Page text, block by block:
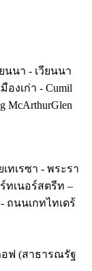
นนา - เวียนนา
องเก่า - Cumil
McArthurGlen
ทเรซา - พระรา
ทเนอร์สตรีท –
ถนนเกทไทเดร้
ฟ (สาธารณรัฐ